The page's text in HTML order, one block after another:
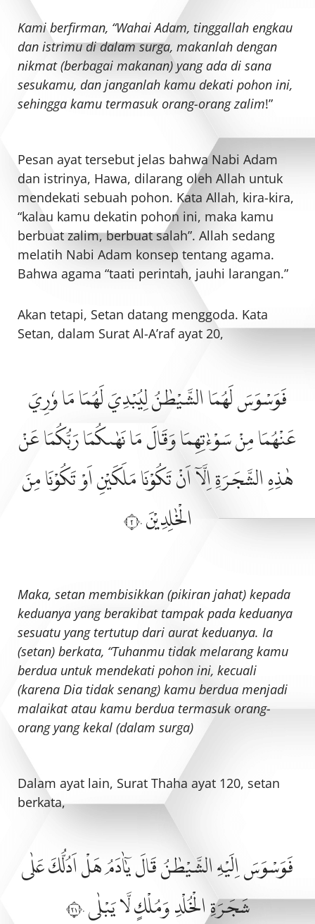
Kami berfirman, “Wahai Adam, tinggallah engkau
dan istrimu di dalam surga, makanlah dengan
nikmat (berbagai makanan) yang ada di sana
sesukamu, dan janganlah kamu dekati pohon ini,
sehingga kamu termasuk orang-orang zalim!”
Pesan ayat tersebut jelas bahwa Nabi Adam
dan istrinya, Hawa, dilarang oleh Allah untuk
mendekati sebuah pohon. Kata Allah, kira-kira,
“kalau kamu dekatin pohon ini, maka kamu
berbuat zalim, berbuat salah”. Allah sedang
melatih Nabi Adam konsep tentang agama.
Bahwa agama “taati perintah, jauhi larangan.”
Akan tetapi, Setan datang menggoda. Kata
Setan, dalam Surat Al-A’raf ayat 20,
فَوَسْوَسَ لَهُمَا الشَّيْطٰنُ لِيُبْدِيَ لَهُمَا مَا وٗرِيَ
عَنْهُمَا مِنْ سَوْءٰتِهِمَا وَقَالَ مَا نَهٰىكُمَا رَبُّكُمَا عَنْ
هٰذِهِ الشَّجَرَةِ اِلَّآ اَنْ تَكُوْنَا مَلَكَيْنِ اَوْ تَكُوْنَا مِنَ
الْخٰلِدِيْنَ ٢٠
Maka, setan membisikkan (pikiran jahat) kepada
keduanya yang berakibat tampak pada keduanya
sesuatu yang tertutup dari aurat keduanya. Ia
(setan) berkata, “Tuhanmu tidak melarang kamu
berdua untuk mendekati pohon ini, kecuali
(karena Dia tidak senang) kamu berdua menjadi
malaikat atau kamu berdua termasuk orang-
orang yang kekal (dalam surga)
Dalam ayat lain, Surat Thaha ayat 120, setan
berkata,
فَوَسْوَسَ اِلَيْهِ الشَّيْطٰنُ قَالَ يٰٓاٰدَمُ هَلْ اَدُلُّكَ عَلٰى
شَجَرَةِ الْخُلْدِ وَمُلْكٍ لَّا يَبْلٰى ١٢٠